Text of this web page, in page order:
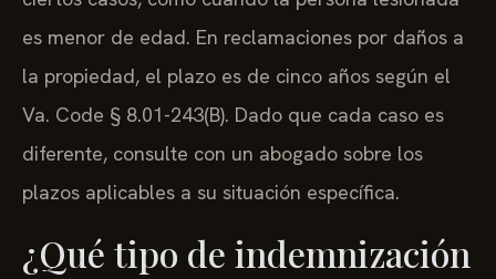
es menor de edad. En reclamaciones por daños a
la propiedad, el plazo es de cinco años según el
Va. Code § 8.01-243(B). Dado que cada caso es
diferente, consulte con un abogado sobre los
plazos aplicables a su situación específica.
¿Qué tipo de indemnización